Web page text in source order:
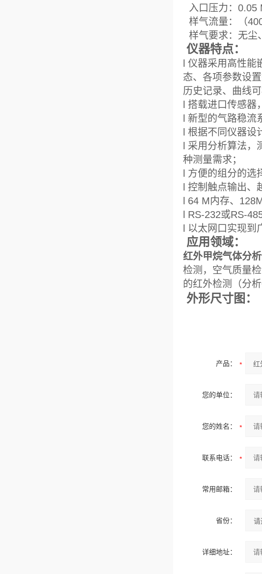
入口压力
样气流
样气
仪器特点：
l 仪器采用高性
态、各项参数设
历史记录、曲线
l 搭载进口传感器
l 新型的气路稳
l 根据不同仪器
l 采用分析算法
种测量需求；
l 方便的组分的
l 控制触点输出
l 64 M内存、
l RS-232或RS-
l 以太网口实现到
应用领域：
红外甲烷气体分
检测，空气质量
的红外检测（分
外形尺寸图：
产品：
您的单位：
您的姓名：
联系电话：
常用邮箱：
省份：
详细地址：